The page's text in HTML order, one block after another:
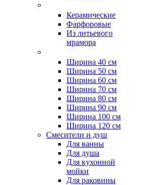
Керамические
Фарфоровые
Из литьевого
мрамора
Ширина 40 см
Ширина 50 см
Ширина 60 см
Ширина 70 см
Ширина 80 см
Ширина 90 см
Ширина 100 см
Ширина 120 см
Смесители и душ
Для ванны
Для душа
Для кухонной
мойки
Для раковины